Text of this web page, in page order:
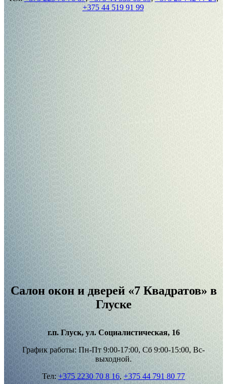
+375 44 519 91 99
Салон окон и дверей «7 Квадратов» в
Глуске
г.п. Глуск, ул. Социалистическая, 16
График работы: Пн-Пт 9:00-17:00, Сб 9:00-15:00, Вс-
выходной.
Тел:+375 2230 70 8 16, +375 44 791 80 77